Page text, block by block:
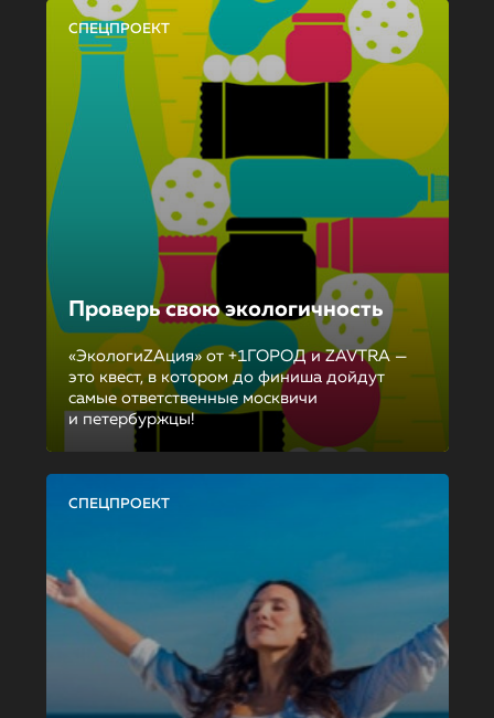
СПЕЦПРОЕКТ
Проверь свою экологичность
«ЭкологиZAция» от +1ГОРОД и ZAVTRA —
это квест, в котором до финиша дойдут
самые ответственные москвичи
и петербуржцы!
СПЕЦПРОЕКТ